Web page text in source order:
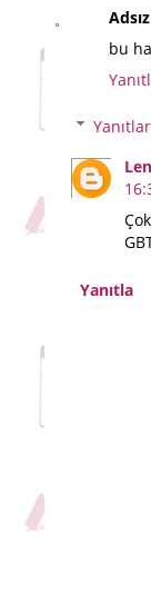
Adsız
bu
Yanıtlar
Yanıtla